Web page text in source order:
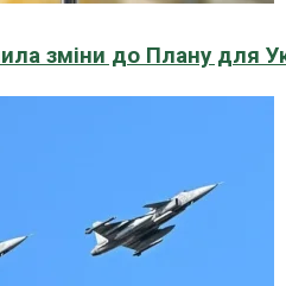
зміни до Плану для